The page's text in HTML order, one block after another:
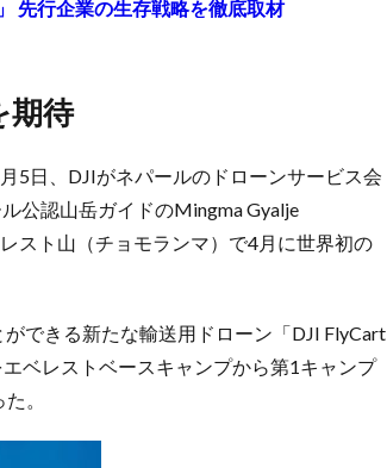
先行企業の生存戦略を徹底取材
期待
5日、DJIがネパールのドローンサービス会
公認山岳ガイドのMingma Gyalje
スト山（チョモランマ）で4月に世界初の
できる新たな輸送用ドローン「DJI FlyCart
ベレストベースキャンプから第1キャンプ
。